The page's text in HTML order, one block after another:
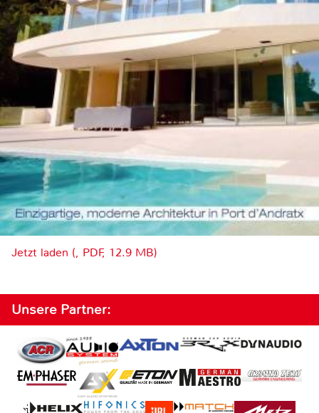
Jetzt laden (, PDF, 12.9 MB)
Unsere Partner: